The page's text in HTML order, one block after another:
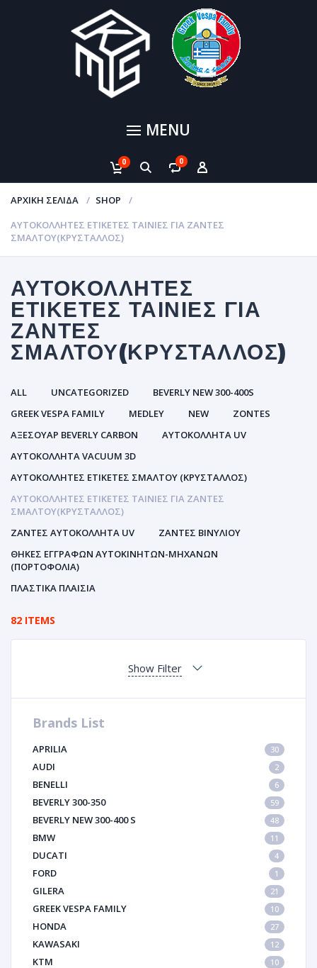
MENU
0 0
ΑΡΧΙΚΉ ΣΕΛΊΔΑ
SHOP
ΑΥΤΟΚΌΛΛΗΤΕΣ ΕΤΙΚΈΤΕΣ ΤΑΙΝΊΕΣ ΓΙΑ ΖΆΝΤΕΣ
ΣΜΆΛΤΟΥ(ΚΡΎΣΤΑΛΛΟΣ)
ΑΥΤΟΚΌΛΛΗΤΕΣ
ΕΤΙΚΈΤΕΣ ΤΑΙΝΊΕΣ ΓΙΑ
ΖΆΝΤΕΣ
ΣΜΆΛΤΟΥ(ΚΡΎΣΤΑΛΛΟΣ)
ALL UNCATEGORIZED
BEVERLY NEW 300-400S
GREEK VESPA FAMILY
MEDLEY NEW
ZONTES
ΑΞΕΣΟΥΑΡ BEVERLY CARBON
ΑΥΤΟΚΌΛΛΗΤΑ UV
ΑΥΤΟΚΌΛΛΗΤΑ VACUUM 3D
ΑΥΤΟΚΌΛΛΗΤΕΣ ΕΤΙΚΈΤΕΣ ΣΜΆΛΤΟΥ (ΚΡΥΣΤΑΛΛΟΣ)
ΑΥΤΟΚΌΛΛΗΤΕΣ ΕΤΙΚΈΤΕΣ ΤΑΙΝΊΕΣ ΓΙΑ ΖΆΝΤΕΣ
ΣΜΆΛΤΟΥ(ΚΡΎΣΤΑΛΛΟΣ)
ΖΆΝΤΕΣ ΑΥΤΟΚΌΛΛΗΤΑ UV
ΖΆΝΤΕΣ ΒΙΝΥΛΊΟΥ
ΘΉΚΕΣ ΕΓΓΡΆΦΩΝ ΑΥΤΟΚΙΝΗΤΩΝ-ΜΗΧΑΝΩΝ
(ΠΟΡΤΟΦΌΛΙΑ)
ΠΛΑΣΤΙΚΆ ΠΛΑΊΣΙΑ
82 ITEMS
Show Filter
Brands List
APRILIA 30
AUDI 2
BENELLI 6
BEVERLY 300-350 59
BEVERLY NEW 300-400 S 48
BMW 11
DUCATI 4
FORD 1
GILERA 21
GREEK VESPA FAMILY 10
HONDA 27
KAWASAKI 12
KTM 10